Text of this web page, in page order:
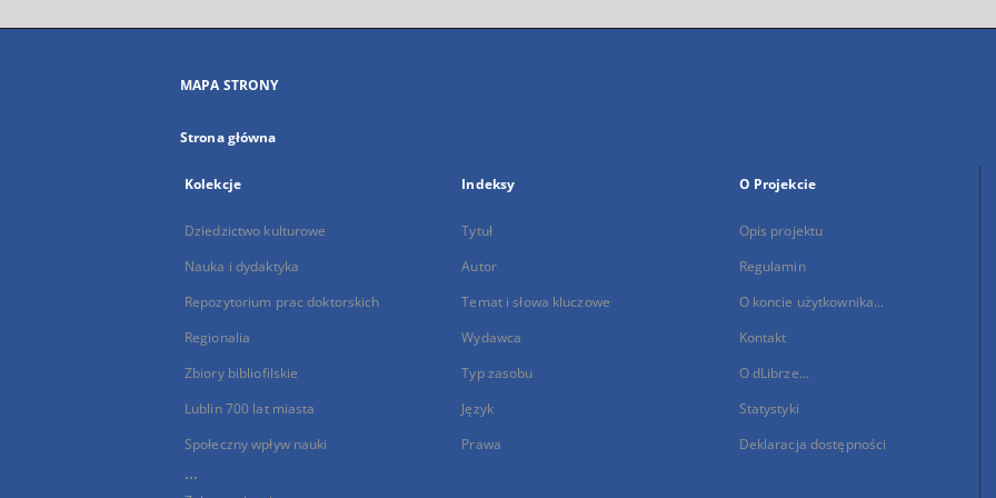
MAPA STRONY
Strona główna
Kolekcje
Dziedzictwo kulturowe
Nauka i dydaktyka
Repozytorium prac doktorskich
Regionalia
Zbiory bibliofilskie
Lublin 700 lat miasta
Społeczny wpływ nauki
...
Indeksy
Tytuł
Autor
Temat i słowa kluczowe
Wydawca
Typ zasobu
Język
Prawa
O Projekcie
Opis projektu
Regulamin
O koncie użytkownika...
Kontakt
O dLibrze...
Statystyki
Deklaracja dostępności